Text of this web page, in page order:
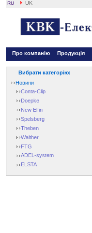
RU UK
Про компанію Продукція
Вибрати категорію:
Новини
Conta-Clip
Doepke
New Elfin
Spelsberg
Theben
Walther
FTG
ADEL-system
ELSTA